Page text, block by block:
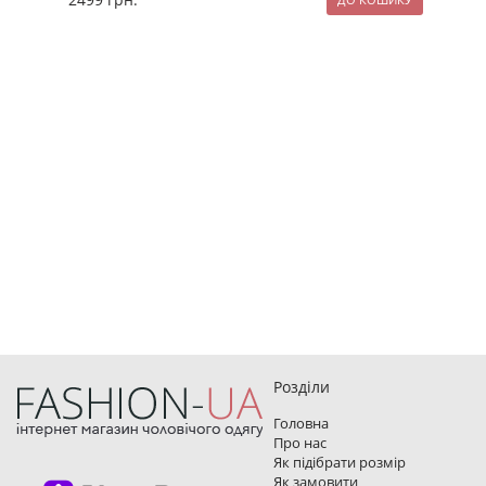
Розділи
Головна
Про нас
Як підібрати розмір
Як замовити